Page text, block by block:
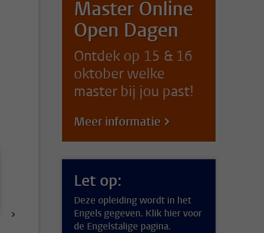
Master Online
Open Dagen
Ontdek op 15 & 16
oktober welke
master bij jou past!
Meer informatie
Let op:
Deze opleiding wordt in het
Engels gegeven. Klik hier voor
de Engelstalige pagina.